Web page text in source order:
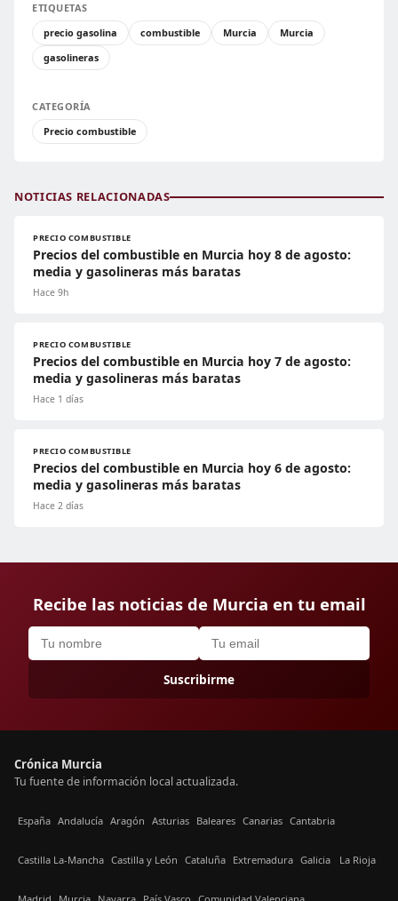
ETIQUETAS
precio gasolina
combustible Murcia
Murcia
gasolineras
CATEGORÍA
Precio combustible
NOTICIAS RELACIONADAS
PRECIO COMBUSTIBLE
Precios del combustible en Murcia hoy 8 de agosto:
media y gasolineras más baratas
Hace 9h
PRECIO COMBUSTIBLE
Precios del combustible en Murcia hoy 7 de agosto:
media y gasolineras más baratas
Hace 1 días
PRECIO COMBUSTIBLE
Precios del combustible en Murcia hoy 6 de agosto:
media y gasolineras más baratas
Hace 2 días
Recibe las noticias de Murcia en tu email
Suscribirme
Crónica Murcia
Tu fuente de información local actualizada.
España Andalucía Aragón Asturias Baleares Canarias Cantabria
Castilla La-Mancha Castilla y León Cataluña Extremadura Galicia La Rioja